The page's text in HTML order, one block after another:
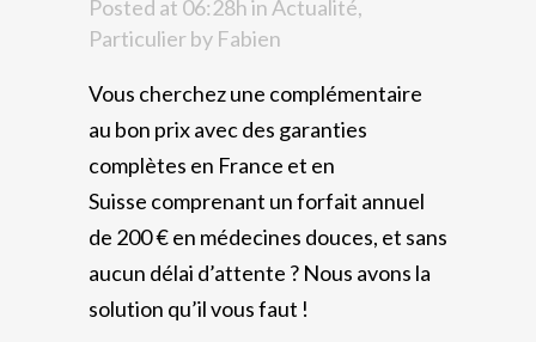
Posted at 06:28hin Actualité,
Particulierby Fabien
Vous cherchez une complémentaire
au bon prix avec des garanties
complètes en France et en
Suisse comprenant un forfait annuel
de 200 € en médecines douces, et sans
aucun délai d’attente ? Nous avons la
solution qu’il vous faut !